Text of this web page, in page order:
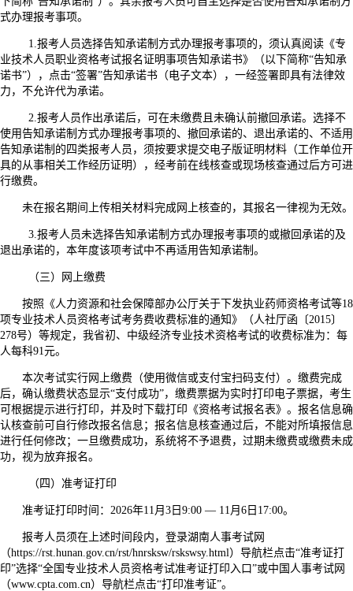
式办理报考事项。
1.报考人员选择告知承诺制方式办理报考事项的，须认真阅读《专
业技术人员职业资格考试报名证明事项告知承诺书》（以下简称“告知承
诺书”），点击“签署”告知承诺书（电子文本），一经签署即具有法律效
力，不允许代为承诺。
2.报考人员作出承诺后，可在未缴费且未确认前撤回承诺。选择不
使用告知承诺制方式办理报考事项的、撤回承诺的、退出承诺的、不适用
告知承诺制的四类报考人员，须按要求提交电子版证明材料（工作单位开
具的从事相关工作经历证明），经考前在线核查或现场核查通过后方可进
行缴费。
未在报名期间上传相关材料完成网上核查的，其报名一律视为无效。
3.报考人员未选择告知承诺制方式办理报考事项的或撤回承诺的及
退出承诺的，本年度该项考试中不再适用告知承诺制。
（三）网上缴费
按照《人力资源和社会保障部办公厅关于下发执业药师资格考试等18
项专业技术人员资格考试考务费收费标准的通知》（人社厅函〔2015〕
278号）等规定，我省初、中级经济专业技术资格考试的收费标准为：每
人每科91元。
本次考试实行网上缴费（使用微信或支付宝扫码支付）。缴费完成
后，确认缴费状态显示“支付成功”，缴费票据为实时打印电子票据，考生
可根据提示进行打印，并及时下载打印《资格考试报名表》。报名信息确
认核查前可自行修改报名信息；报名信息核查通过后，不能对所填报信息
进行任何修改；一旦缴费成功，系统将不予退费，过期未缴费或缴费未成
功，视为放弃报名。
（四）准考证打印
准考证打印时间：2026年11月3日9:00 — 11月6日17:00。
报考人员须在上述时间段内，登录湖南人事考试网
（https://rst.hunan.gov.cn/rst/hnrsksw/rskswsy.html）导航栏点击“准考证打
印”选择“全国专业技术人员资格考试准考证打印入口”或中国人事考试网
（www.cpta.com.cn）导航栏点击“打印准考证”。